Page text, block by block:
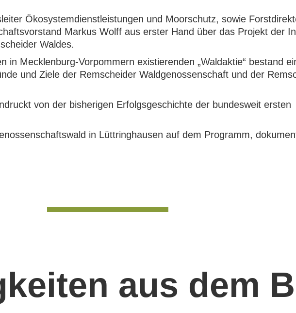
Ökosystemdienstleistungen und Moorschutz, sowie
Markus Wolff aus erster Hand über das Projekt der
Waldes.
in Mecklenburg-Vorpommern existierenden „Waldaktie“ bestand
und Ziele der Remscheider Waldgenossenschaft und der
von der bisherigen Erfolgsgeschichte der bundesweit ersten
in Lüttringhausen auf dem Programm,
aus dem